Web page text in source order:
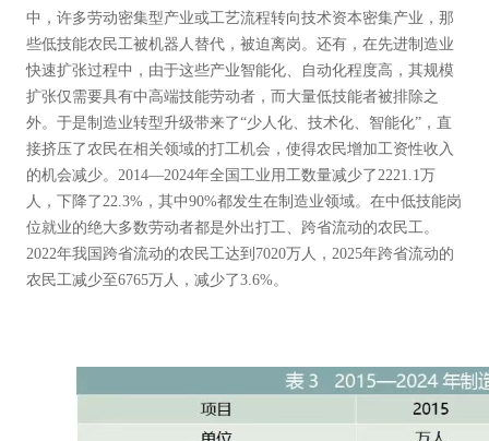
中，许多劳动密集型产业或工艺流程转向技术资本密集产业，那
些低技能农民工被机器人替代，被迫离岗。还有，在先进制造业
快速扩张过程中，由于这些产业智能化、自动化程度高，其规模
扩张仅需要具有中高端技能劳动者，而大量低技能者被排除之
外。于是制造业转型升级带来了“少人化、技术化、智能化”，直
接挤压了农民在相关领域的打工机会，使得农民增加工资性收入
的机会减少。2014—2024年全国工业用工数量减少了2221.1万
人，下降了22.3%，其中90%都发生在制造业领域。在中低技能岗
位就业的绝大多数劳动者都是外出打工、跨省流动的农民工。
2022年我国跨省流动的农民工达到7020万人，2025年跨省流动的
农民工减少至6765万人，减少了3.6%。